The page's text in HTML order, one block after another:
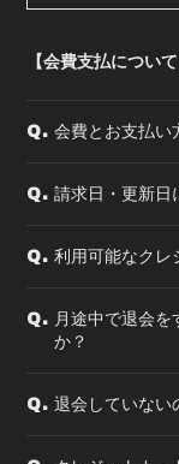
【会費支払につい
Q. 会費とお支払い
Q. 請求日・更新日
Q. 利用可能なクレ
Q. 月途中で退会
か？
Q. 退会していない